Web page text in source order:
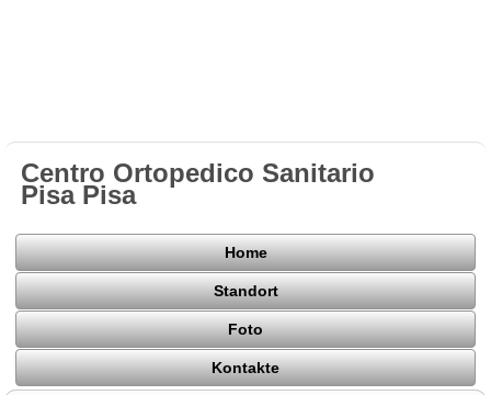
Centro Ortopedico Sanitario
Pisa Pisa
Home
Standort
Foto
Kontakte